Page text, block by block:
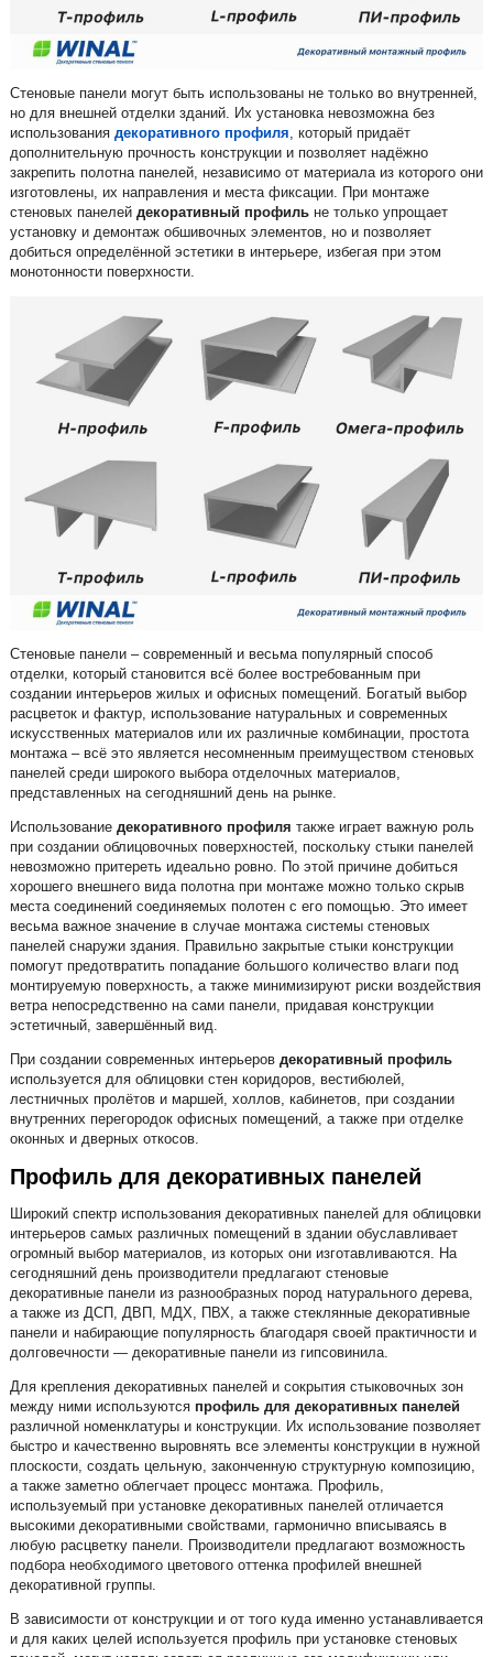
Стеновые панели могут быть использованы не только во внутренней,
но для внешней отделки зданий. Их установка невозможна без
использования декоративного профиля, который придаёт
дополнительную прочность конструкции и позволяет надёжно
закрепить полотна панелей, независимо от материала из которого они
изготовлены, их направления и места фиксации. При монтаже
стеновых панелей декоративный профильне только упрощает
установку и демонтаж обшивочных элементов, но и позволяет
добиться определённой эстетики в интерьере, избегая при этом
монотонности поверхности.
Стеновые панели – современный и весьма популярный способ
отделки, который становится всё более востребованным при
создании интерьеров жилых и офисных помещений. Богатый выбор
расцветок и фактур, использование натуральных и современных
искусственных материалов или их различные комбинации, простота
монтажа – всё это является несомненным преимуществом стеновых
панелей среди широкого выбора отделочных материалов,
представленных на сегодняшний день на рынке.
Использование декоративного профиля также играет важную роль
при создании облицовочных поверхностей, поскольку стыки панелей
невозможно притереть идеально ровно. По этой причине добиться
хорошего внешнего вида полотна при монтаже можно только скрыв
места соединений соединяемых полотен с его помощью. Это имеет
весьма важное значение в случае монтажа системы стеновых
панелей снаружи здания. Правильно закрытые стыки конструкции
помогут предотвратить попадание большого количество влаги под
монтируемую поверхность, а также минимизируют риски воздействия
ветра непосредственно на сами панели, придавая конструкции
эстетичный, завершённый вид.
При создании современных интерьеров декоративный профиль
используется для облицовки стен коридоров, вестибюлей,
лестничных пролётов и маршей, холлов, кабинетов, при создании
внутренних перегородок офисных помещений, а также при отделке
оконных и дверных откосов.
Профиль для декоративных панелей
Широкий спектр использования декоративных панелей для облицовки
интерьеров самых различных помещений в здании обуславливает
огромный выбор материалов, из которых они изготавливаются. На
сегодняшний день производители предлагают стеновые
декоративные панели из разнообразных пород натурального дерева,
а также из ДСП, ДВП, МДХ, ПВХ, а также стеклянные декоративные
панели и набирающие популярность благодаря своей практичности и
долговечности — декоративные панели из гипсовинила.
Для крепления декоративных панелей и сокрытия стыковочных зон
между ними используются профиль для декоративных панелей
различной номенклатуры и конструкции. Их использование позволяет
быстро и качественно выровнять все элементы конструкции в нужной
плоскости, создать цельную, законченную структурную композицию,
а также заметно облегчает процесс монтажа. Профиль,
используемый при установке декоративных панелей отличается
высокими декоративными свойствами, гармонично вписываясь в
любую расцветку панели. Производители предлагают возможность
подбора необходимого цветового оттенка профилей внешней
декоративной группы.
В зависимости от конструкции и от того куда именно устанавливается
и для каких целей используется профиль при установке стеновых